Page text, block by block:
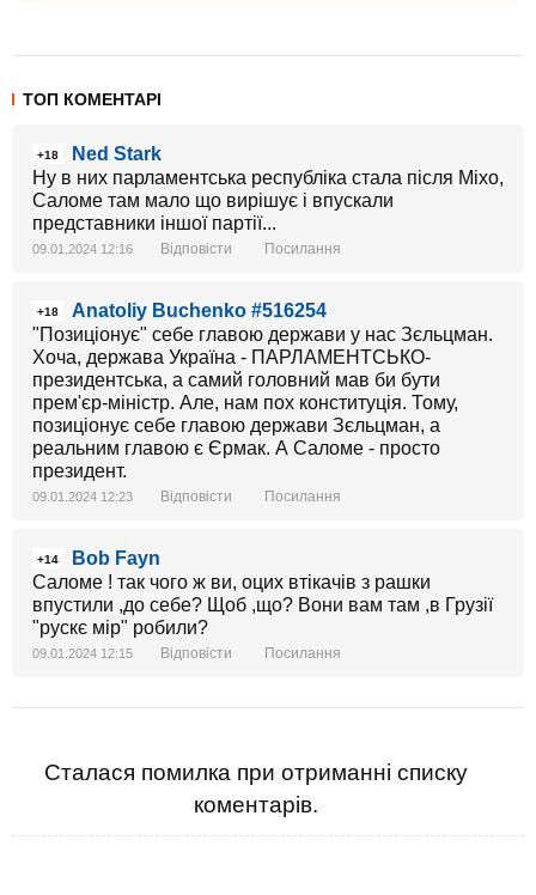
ТОП КОМЕНТАРІ
+18
Ned Stark
Ну в них парламентська республіка стала після Міхо,
Саломе там мало що вирішує і впускали
представники іншої партії...
09.01.2024 12:16 Відповісти Посилання
+18
Anatoliy Buchenko #516254
"Позиціонує" себе главою держави у нас Зєльцман.
Хоча, держава Україна - ПАРЛАМЕНТСЬКО-
президентська, а самий головний мав би бути
прем'єр-міністр. Але, нам пох конституція. Тому,
позиціонує себе главою держави Зєльцман, а
реальним главою є Єрмак. А Саломе - просто
президент.
09.01.2024 12:23 Відповісти Посилання
+14
Bob Fayn
Саломе ! так чого ж ви, оцих втікачів з рашки
впустили ,до себе? Щоб ,що? Вони вам там ,в Грузії
"рускє мір" робили?
09.01.2024 12:15 Відповісти Посилання
Сталася помилка при отриманні списку
коментарів.